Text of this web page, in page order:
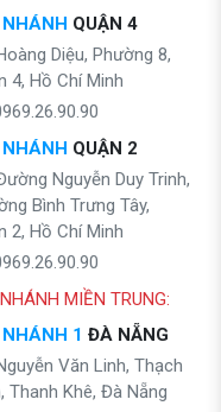
QUẬN 4
Diệu, Phường 8,
4, Hồ Chí Minh
QUẬN 2
Nguyễn Duy Trinh,
Bình Trưng Tây,
2, Hồ Chí Minh
MIỀN TRUNG:
1 ĐÀ NẴNG
Văn Linh, Thạch
Thanh Khê, Đà Nẵng